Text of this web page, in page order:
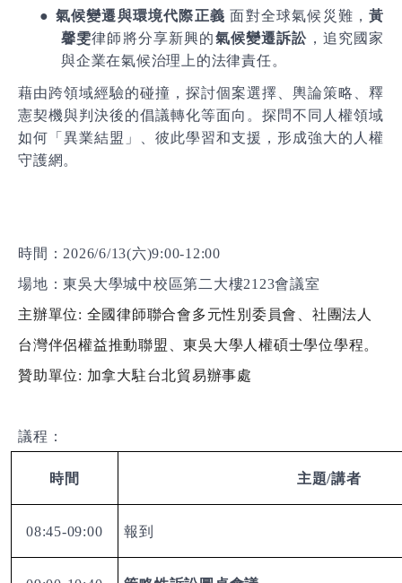
● 氣候變遷與環境代際正義 面對全球氣候災難，黃
馨雯律師將分享新興的氣候變遷訴訟 ，追究國家
與企業在氣候治理上的法律責任。
藉由跨領域經驗的碰撞，探討個案選擇、輿論策略、釋
憲契機與判決後的倡議轉化等面向。探問不同人權領域
如何「異業結盟」、彼此學習和支援，形成強大的人權
守護網。
時間： 2026/6/13(六)9:00-12:00
場地：東吳大學城中校區第二大樓2123會議室
主辦單位: 全國律師聯合會多元性別委員會、社團法人
台灣伴侶權益推動聯盟、東吳大學人權碩士學位學程。
贊助單位: 加拿大駐台北貿易辦事處
議程：
時間 主題/講者
08:45-09:00 報到